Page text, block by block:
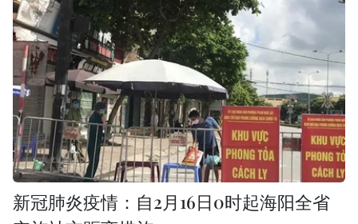
新冠肺炎疫情：自2月16日0时起海阳全省